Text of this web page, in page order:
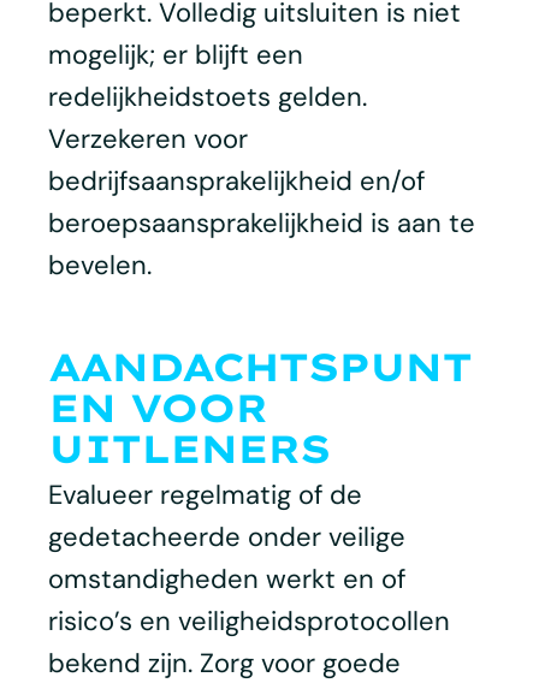
beperkt. Volledig uitsluiten is niet
mogelijk; er blijft een
redelijkheidstoets gelden.
Verzekeren voor
bedrijfsaansprakelijkheid en/of
beroepsaansprakelijkheid is aan te
bevelen.
AANDACHTSPUNT
EN VOOR
UITLENERS
Evalueer regelmatig of de
gedetacheerde onder veilige
omstandigheden werkt en of
risico’s en veiligheidsprotocollen
bekend zijn. Zorg voor goede